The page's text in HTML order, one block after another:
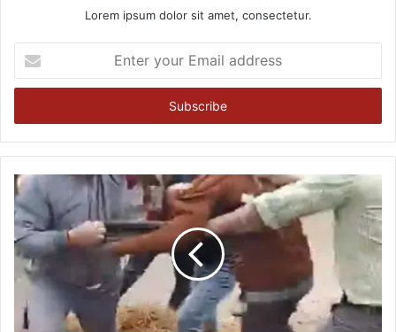
Lorem ipsum dolor sit amet, consectetur.
your
Email